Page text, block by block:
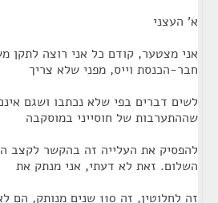
א' העצני
אני מצטער, קודם כל אני רוצה לתקן
חבר-הכנסת וייס, מפני שלא צריך
לשים דברים בפי שלא נכתבו ושגם
שההתערבות של חוסייני במוסקבה
להפסיק את העלייה זה בהקשר לקצב
השלום. זאת לא דעתי, אני מנתק את
זה לחלוטין, זה 110 שנים